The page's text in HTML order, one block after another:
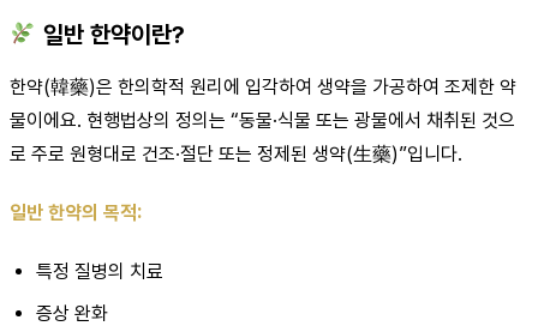
일반 한약이란?
한약(韓藥)은 한의학적 원리에 입각하여 생약을 가공하여 조제한 약
물이에요. 현행법상의 정의는 “동물·식물 또는 광물에서 채취된 것으
로 주로 원형대로 건조·절단 또는 정제된 생약(生藥)”입니다.
일반 한약의 목적:
특정 질병의 치료
증상 완화